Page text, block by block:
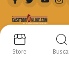
Copyright 2014-
Store